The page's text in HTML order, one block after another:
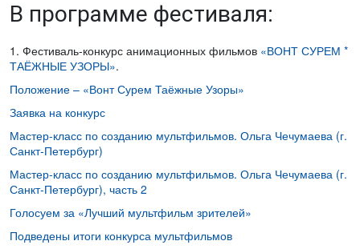
В программе фестиваля:
1. Фестиваль-конкурс анимационных фильмов «ВОНТ СУРЕМ *
ТАЁЖНЫЕ УЗОРЫ».
Положение – «Вонт Сурем Таёжные Узоры»
Заявка на конкурс
Мастер-класс по созданию мультфильмов. Ольга Чечумаева (г.
Санкт-Петербург)
Мастер-класс по созданию мультфильмов. Ольга Чечумаева (г.
Санкт-Петербург), часть 2
Голосуем за «Лучший мультфильм зрителей»
Подведены итоги конкурса мультфильмов